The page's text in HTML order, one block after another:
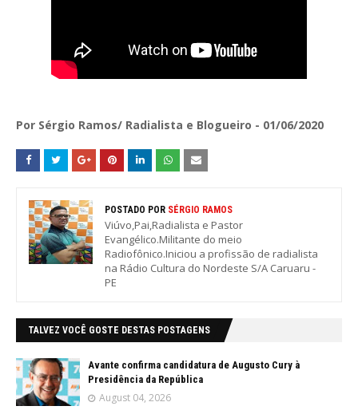
Por Sérgio Ramos/ Radialista e Blogueiro - 01/06/2020
POSTADO POR SÉRGIO RAMOS
Viúvo,Pai,Radialista e Pastor
Evangélico.Militante do meio
Radiofônico.Iniciou a profissão de radialista
na Rádio Cultura do Nordeste S/A Caruaru -
PE
TALVEZ VOCÊ GOSTE DESTAS POSTAGENS
Avante confirma candidatura de Augusto Cury à
Presidência da República
August 04, 2026